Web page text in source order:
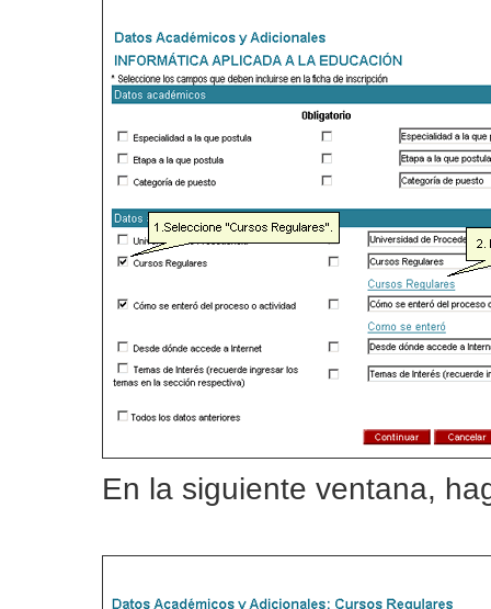
En la siguiente ventana,